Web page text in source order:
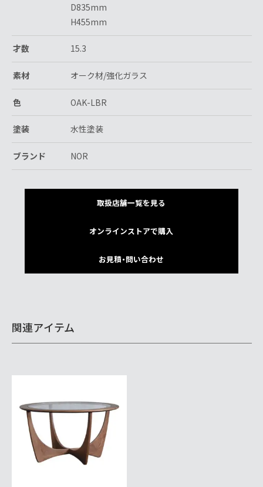
D835mm
H455mm
才数 15.3
素材 オーク材/強化ガラス
色 OAK-LBR
塗装 水性塗装
ブランド NOR
取扱店舗一覧を見る
オンラインストアで購入
お見積・問い合わせ
関連アイテム